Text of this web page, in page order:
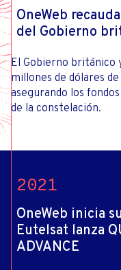
OneWeb
del Gobierno
El Gobierno británico
millones de dólares
asegurando los
de la constelación.
2021
OneWeb inicia
Eutelsat lanza
ADVANCE